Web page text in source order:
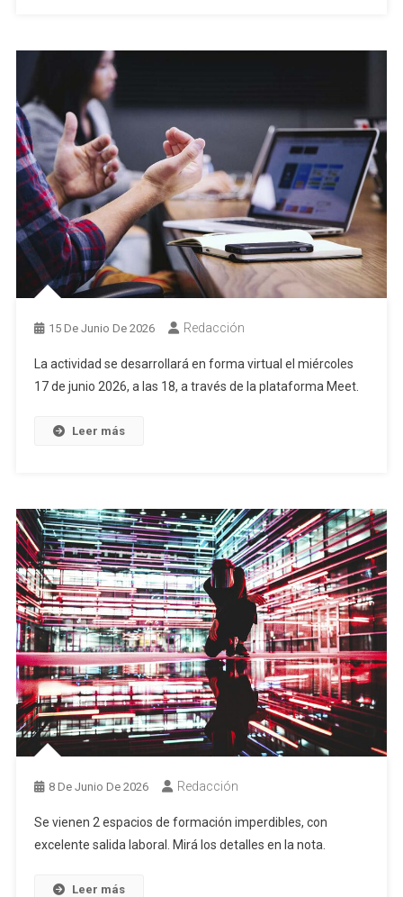
15 De Junio De 2026 Redacción
La actividad se desarrollará en forma virtual el miércoles
17 de junio 2026, a las 18, a través de la plataforma Meet.
Leer más
8 De Junio De 2026 Redacción
Se vienen 2 espacios de formación imperdibles, con
excelente salida laboral. Mirá los detalles en la nota.
Leer más